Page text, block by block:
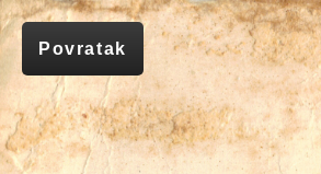
Povratak